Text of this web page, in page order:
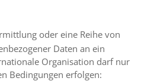
oder eine Reihe von
Daten an ein
Organisation darf nur
Bedingungen erfolgen: